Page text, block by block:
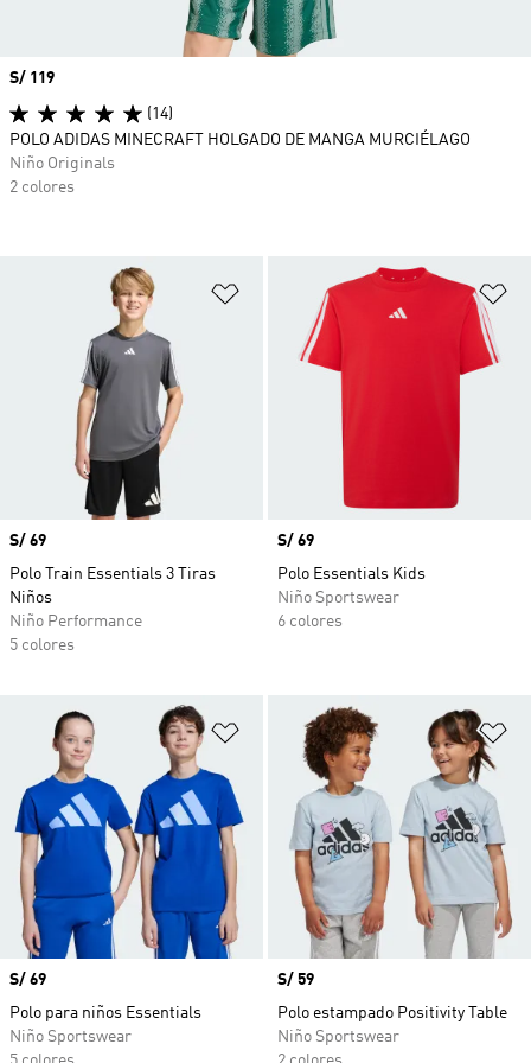
Añadir a la lista de deseos
Precio
S/ 69
Polo Train Essentials 3 Tiras
Niños
Niño Performance
5 colores
Precio
S/ 69
Polo Essentials Kids
Niño Sportswear
6 colores
Añadir a la lista de deseos
Precio
S/ 69
Polo para niños Essentials
Niño Sportswear
Precio
S/ 59
Polo estampado Positivity Table
Niño Sportswear
Precio
S/ 119
(14)
POLO ADIDAS MINECRAFT HOLGADO DE MANGA MURCIÉLAGO
Niño Originals
2 colores